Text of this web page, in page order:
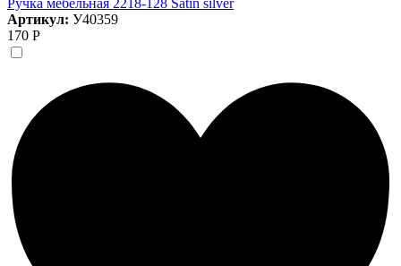
Артикул: У40359
170 Р